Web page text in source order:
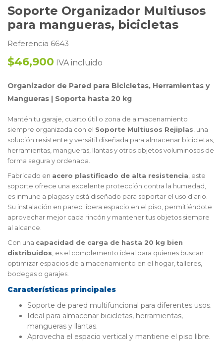
Soporte Organizador Multiusos
para mangueras, bicicletas
Referencia 6643
$46,900 IVA incluido
Organizador de Pared para Bicicletas, Herramientas y
Mangueras | Soporta hasta 20 kg
Mantén tu garaje, cuarto útil o zona de almacenamiento
siempre organizada con el Soporte Multiusos Rejiplas, una
solución resistente y versátil diseñada para almacenar bicicletas,
herramientas, mangueras, llantas y otros objetos voluminosos de
forma segura y ordenada.
Fabricado en acero plastificado de alta resistencia, este
soporte ofrece una excelente protección contra la humedad,
es inmune a plagas y está diseñado para soportar el uso diario.
Su instalación en pared libera espacio en el piso, permitiéndote
aprovechar mejor cada rincón y mantener tus objetos siempre
al alcance.
Con una capacidad de carga de hasta 20 kg bien
distribuidos, es el complemento ideal para quienes buscan
optimizar espacios de almacenamiento en el hogar, talleres,
bodegas o garajes.
Características principales
Soporte de pared multifuncional para diferentes usos.
Ideal para almacenar bicicletas, herramientas,
mangueras y llantas.
Aprovecha el espacio vertical y mantiene el piso libre.